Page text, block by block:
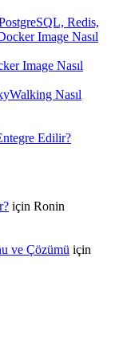
Redis,
Image Nasıl
Image Nasıl
Nasıl
Edilir?
için Ronin
ve Çözümü için